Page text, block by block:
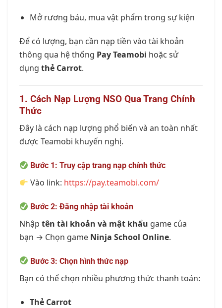
Mở rương báu, mua vật phẩm trong sự kiện
Để có lượng, bạn cần nạp tiền vào tài khoản
thông qua hệ thống Pay Teamobi hoặc sử
dụng thẻ Carrot.
1. Cách Nạp Lượng NSO Qua Trang Chính
Thức
Đây là cách nạp lượng phổ biến và an toàn nhất
được Teamobi khuyến nghị.
Bước 1: Truy cập trang nạp chính thức
Vào link: https://pay.teamobi.com/
Bước 2: Đăng nhập tài khoản
Nhập tên tài khoản và mật khẩu game của
bạn → Chọn game Ninja School Online.
Bước 3: Chọn hình thức nạp
Bạn có thể chọn nhiều phương thức thanh toán:
Thẻ Carrot